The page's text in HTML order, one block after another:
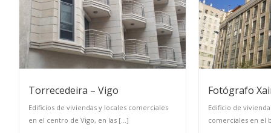
Torrecedeira – Vigo
Edificios de viviendas y locales comerciales
en el centro de Vigo, en las [...]
Fotógrafo
Edificio de
comerciales en el